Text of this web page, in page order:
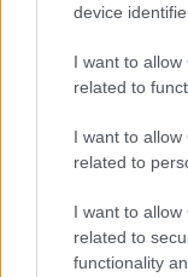
device
I want to
related to
I want to
related to
I want to
related to
functionality
|
Σημαντική
Αλτσχάιμερ:
υποχώρηση